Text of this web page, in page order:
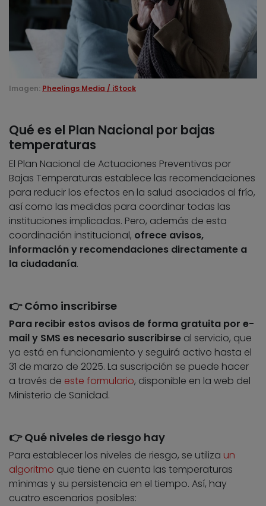
Imagen: Pheelings Media / iStock
Qué es el Plan Nacional por bajas
temperaturas
El Plan Nacional de Actuaciones Preventivas por
Bajas Temperaturas establece las recomendaciones
para reducir los efectos en la salud asociados al frío,
así como las medidas para coordinar todas las
instituciones implicadas. Pero, además de esta
coordinación institucional, ofrece avisos,
información y recomendaciones directamente a
la ciudadanía.
👉 Cómo inscribirse
Para recibir estos avisos de forma gratuita por e-
mail y SMS es necesario suscribirse al servicio, que
ya está en funcionamiento y seguirá activo hasta el
31 de marzo de 2025. La suscripción se puede hacer
a través de este formulario, disponible en la web del
Ministerio de Sanidad.
👉 Qué niveles de riesgo hay
Para establecer los niveles de riesgo, se utiliza un
algoritmo que tiene en cuenta las temperaturas
mínimas y su persistencia en el tiempo. Así, hay
cuatro escenarios posibles: